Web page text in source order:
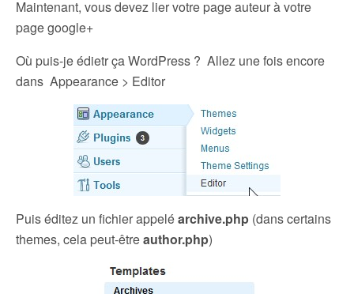
Maintenant, vous devez lier votre page auteur à votre
page google+
Où puis-je édietr ça WordPress ? Allez une fois encore
dans Appearance > Editor
Puis éditez un fichier appeléarchive.php (dans certains
themes, cela peut-êtreauthor.php)